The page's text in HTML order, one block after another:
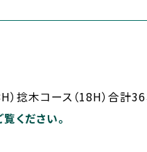
）捻木コース（18H）合計
ください。